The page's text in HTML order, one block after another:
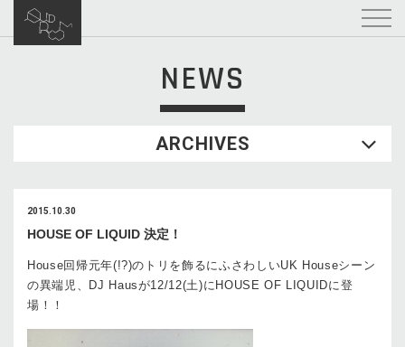
NEWS
ARCHIVES
2015.10.30
HOUSE OF LIQUID 決定！
House回帰元年(!?)のトリを飾るにふさわしいUK Houseシーン
の異端児、DJ Hausが12/12(土)にHOUSE OF LIQUIDに登
場！！